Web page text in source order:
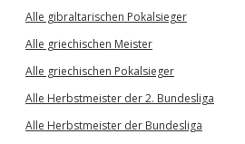
Alle gibraltarischen Pokalsieger
Alle griechischen Meister
Alle griechischen Pokalsieger
Alle Herbstmeister der 2. Bundesliga
Alle Herbstmeister der Bundesliga